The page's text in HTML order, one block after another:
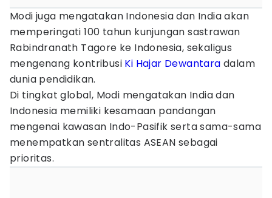
Modi juga mengatakan Indonesia dan India akan
memperingati 100 tahun kunjungan sastrawan
Rabindranath Tagore ke Indonesia, sekaligus
mengenang kontribusi Ki Hajar Dewantara dalam
dunia pendidikan.
Di tingkat global, Modi mengatakan India dan
Indonesia memiliki kesamaan pandangan
mengenai kawasan Indo-Pasifik serta sama-sama
menempatkan sentralitas ASEAN sebagai
prioritas.